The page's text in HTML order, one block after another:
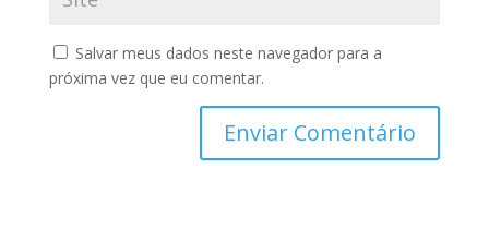
Salvar meus dados neste navegador para a
próxima vez que eu comentar.